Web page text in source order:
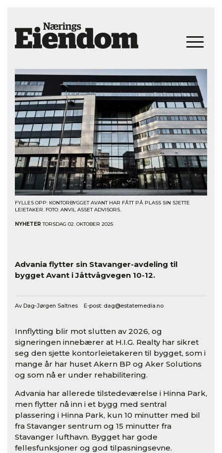
FYLLES OPP: KONTORBYGGET AVANT HAR FÅTT PÅ PLASS SIN SJETTE
LEIETAKER. FOTO: ANVIL ASSET ADVISORS.
NYHETER TORSDAG 02. OKTOBER 2025
Advania flytter sin Stavanger-avdeling til
bygget Avant i Jåttvågvegen 10-12.
Av Dag-Jørgen Saltnes E-post: dag@estatemedia.no
Innflytting blir mot slutten av 2026, og
signeringen innebærer at H.I.G. Realty har sikret
seg den sjette kontorleietakeren til bygget, som i
mange år har huset Akern BP og Aker Solutions
og som nå er under rehabilitering.
Advania har allerede tilstedeværelse i Hinna Park,
men flytter nå inn i et bygg med sentral
plassering i Hinna Park, kun 10 minutter med bil
fra Stavanger sentrum og 15 minutter fra
Stavanger lufthavn. Bygget har gode
fellesfunksjoner og god tilpasningsevne.